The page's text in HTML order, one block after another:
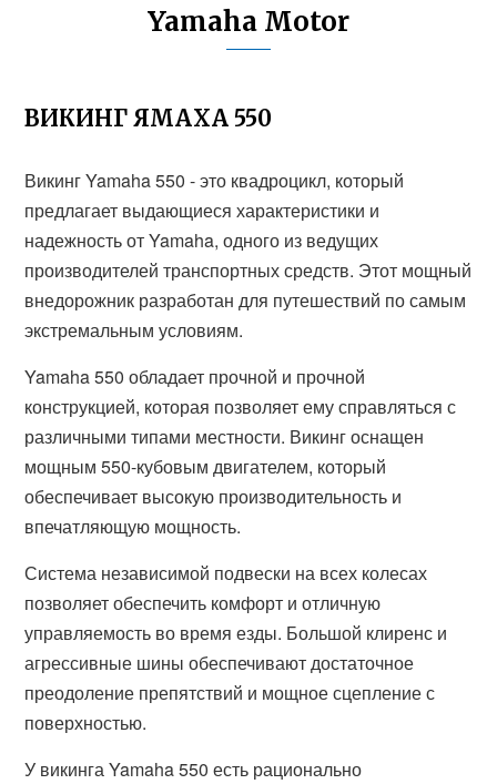
Yamaha Motor
ВИКИНГ ЯМАХА 550
Викинг Yamaha 550 - это квадроцикл, который
предлагает выдающиеся характеристики и
надежность от Yamaha, одного из ведущих
производителей транспортных средств. Этот мощный
внедорожник разработан для путешествий по самым
экстремальным условиям.
Yamaha 550 обладает прочной и прочной
конструкцией, которая позволяет ему справляться с
различными типами местности. Викинг оснащен
мощным 550-кубовым двигателем, который
обеспечивает высокую производительность и
впечатляющую мощность.
Система независимой подвески на всех колесах
позволяет обеспечить комфорт и отличную
управляемость во время езды. Большой клиренс и
агрессивные шины обеспечивают достаточное
преодоление препятствий и мощное сцепление с
поверхностью.
У викинга Yamaha 550 есть рационально